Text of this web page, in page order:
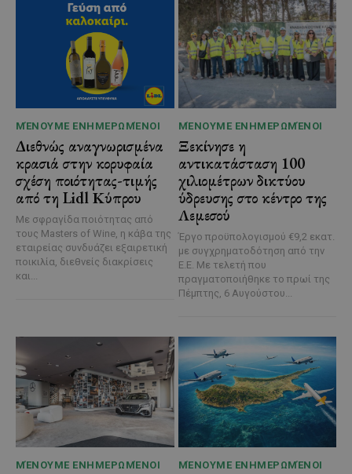
ΜΈΝΟΥΜΕ ΕΝΗΜΕΡΩΜΈΝΟΙ
Διεθνώς αναγνωρισμένα
κρασιά στην κορυφαία
σχέση ποιότητας-τιμής
από τη Lidl Κύπρου
Με σφραγίδα ποιότητας από
τους Masters of Wine, η κάβα της
εταιρείας συνδυάζει εξαιρετική
ποικιλία, διεθνείς διακρίσεις
και...
ΜΈΝΟΥΜΕ ΕΝΗΜΕΡΩΜΈΝΟΙ
Ξεκίνησε η
αντικατάσταση 100
χιλιομέτρων δικτύου
ύδρευσης στο κέντρο της
Λεμεσού
Έργο προϋπολογισμού €9,2 εκατ.
με συγχρηματοδότηση από την
Ε.Ε. Με τελετή που
πραγματοποιήθηκε το πρωί της
Πέμπτης, 6 Αυγούστου...
ΜΈΝΟΥΜΕ ΕΝΗΜΕΡΩΜΈΝΟΙ ΜΈΝΟΥΜΕ ΕΝΗΜΕΡΩΜΈΝΟΙ